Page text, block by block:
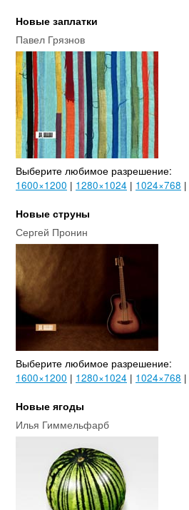
Новые заплатки
Павел Грязнов
Выберите любимое разрешение:
1600×1200 | 1280×1024 | 1024×768 |
Новые струны
Сергей Пронин
Выберите любимое разрешение:
1600×1200 | 1280×1024 | 1024×768 |
Новые ягоды
Илья Гиммельфарб